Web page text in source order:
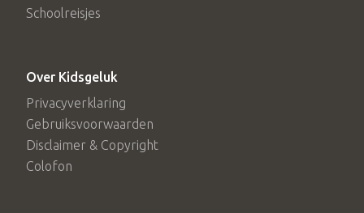
Schoolreisjes
Over Kidsgeluk
Privacyverklaring
Gebruiksvoorwaarden
Disclaimer & Copyright
Colofon